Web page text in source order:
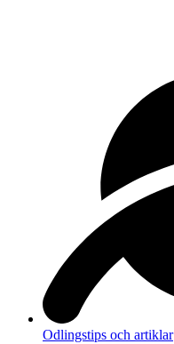
Odlingstips och artiklar